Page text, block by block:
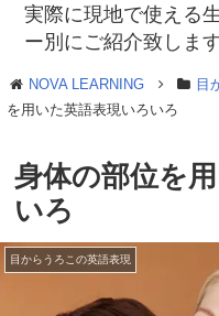
実際に現地で使える
ー別にご紹介致します
NOVA LEARNING 目
を用いた英語表現いろいろ
身体の部位を
いろ
目からうろこの英語表現